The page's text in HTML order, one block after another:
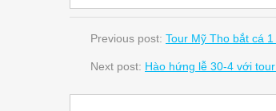
Previous post: Tour Mỹ Tho bắt cá
Next post: Hào hứng lễ 30-4 với